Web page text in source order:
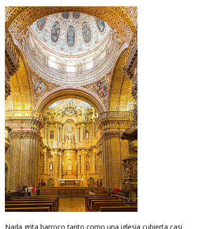
Nada grita barroco tanto como una iglesia cubierta casi